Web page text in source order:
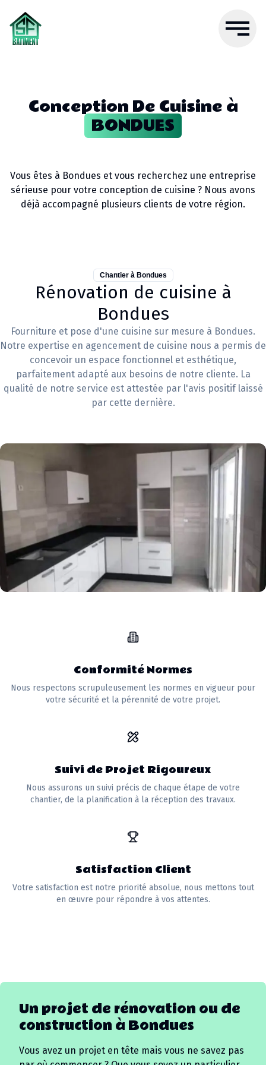
Conception De Cuisineà
BONDUES
Vous êtes à Bondues et vous recherchez une entreprise
sérieuse pour votre conception de cuisine ? Nous avons
déjà accompagné plusieurs clients de votre région.
Chantier à Bondues
Rénovation de cuisine à
Bondues
Fourniture et pose d'une cuisine sur mesure à Bondues.
Notre expertise en agencement de cuisine nous a permis de
concevoir un espace fonctionnel et esthétique,
parfaitement adapté aux besoins de notre cliente. La
qualité de notre service est attestée par l'avis positif laissé
par cette dernière.
Conformité Normes
Nous respectons scrupuleusement les normes en vigueur pour
votre sécurité et la pérennité de votre projet.
Suivi de Projet Rigoureux
Nous assurons un suivi précis de chaque étape de votre
chantier, de la planification à la réception des travaux.
Satisfaction Client
Votre satisfaction est notre priorité absolue, nous mettons tout
en œuvre pour répondre à vos attentes.
Un projet de rénovation ou de
construction à Bondues
Vous avez un projet en tête mais vous ne savez pas